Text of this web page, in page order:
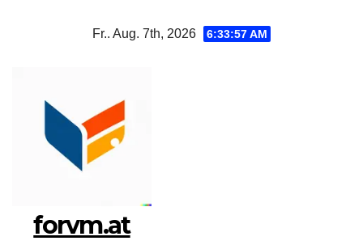
Fr.. Aug. 7th, 2026 6:33:58 AM
forvm.at